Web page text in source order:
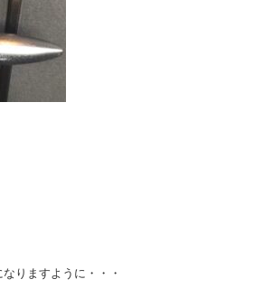
りますように・・・